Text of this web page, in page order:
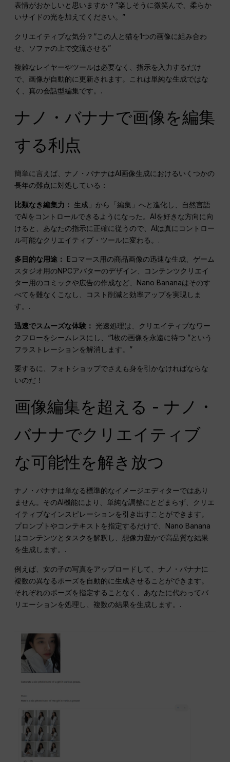
表情がおかしいと思いますか？“楽しそうに微笑んで、柔らか
いサイドの光を加えてください。”
クリエイティブな気分？“この人と猫を1つの画像に組み合わ
せ、ソファの上で交流させる”
複雑なレイヤーやツールは必要なく、指示を入力するだけ
で、画像が自動的に更新されます。これは単純な生成ではな
く、真の会話型編集です。.
ナノ・バナナで画像を編集
する利点
簡単に言えば、ナノ・バナナはAI画像生成におけるいくつかの
長年の難点に対処している：
比類なき編集力： 生成」から「編集」へと進化し、自然言語
でAIをコントロールできるようになった。AIを好きな方向に向
けると、あなたの指示に正確に従うので、AIは真にコントロー
ル可能なクリエイティブ・ツールに変わる。.
多目的な用途： Eコマース用の商品画像の迅速な生成、ゲーム
スタジオ用のNPCアバターのデザイン、コンテンツクリエイ
ター用のコミックや広告の作成など、Nano Bananaはそのす
べてを難なくこなし、コスト削減と効率アップを実現しま
す。.
迅速でスムーズな体験： 光速処理は、クリエイティブなワー
クフローをシームレスにし、“1枚の画像を永遠に待つ ”という
フラストレーションを解消します。”
要するに、フォトショップでさえも身を引かなければならな
いのだ！
画像編集を超える - ナノ・
バナナでクリエイティブ
な可能性を解き放つ
ナノ・バナナは単なる標準的なイメージエディターではあり
ません。そのAI機能により、単純な調整にとどまらず、クリエ
イティブなインスピレーションを引き出すことができます。
プロンプトやコンテキストを指定するだけで、Nano Banana
はコンテンツとタスクを解釈し、想像力豊かで高品質な結果
を生成します。.
例えば、女の子の写真をアップロードして、ナノ・バナナに
複数の異なるポーズを自動的に生成させることができます。
それぞれのポーズを指定することなく、あなたに代わってバ
リエーションを処理し、複数の結果を生成します。.